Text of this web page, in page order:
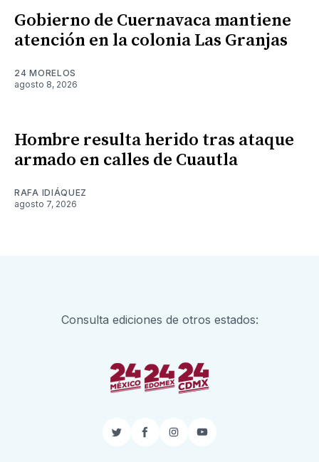
Gobierno de Cuernavaca mantiene
atención en la colonia Las Granjas
24 MORELOS
agosto 8, 2026
Hombre resulta herido tras ataque
armado en calles de Cuautla
RAFA IDIÁQUEZ
agosto 7, 2026
Consulta ediciones de otros estados:
TwitterFacebook
InstagramYouTube